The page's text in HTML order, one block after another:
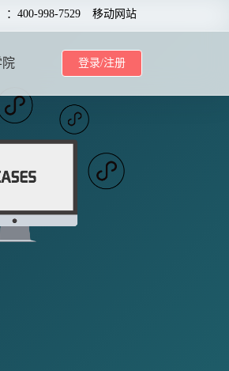
：400-998-7529 移动网站
登录/注册
院